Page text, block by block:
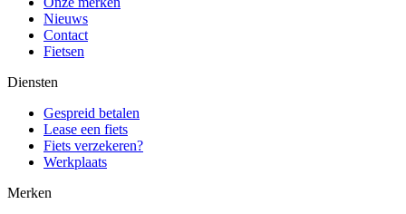
Nieuws
Contact
Fietsen
Diensten
Gespreid betalen
Lease een fiets
Fiets verzekeren?
Werkplaats
Merken